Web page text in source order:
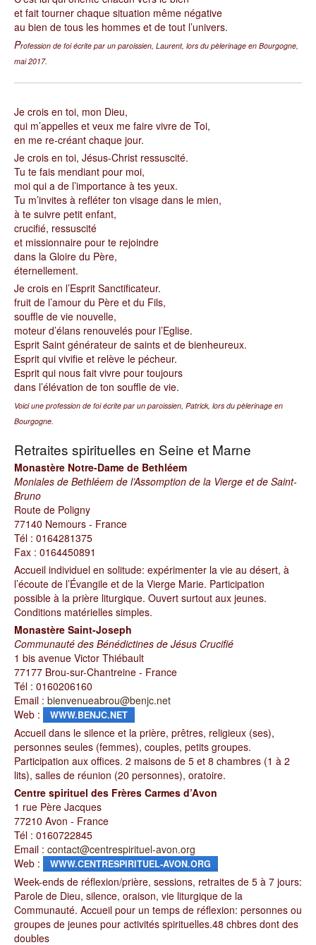
et fait tourner chaque situation même négative
au bien de tous les hommes et de tout l’univers.
Profession de foi écrite par un paroissien, Laurent, lors du pèlerinage en Bourgogne,
mai 2017.
Je crois en toi, mon Dieu,
qui m’appelles et veux me faire vivre de Toi,
en me re-créant chaque jour.
Je crois en toi, Jésus-Christ ressuscité.
Tu te fais mendiant pour moi,
moi qui a de l’importance à tes yeux.
Tu m’invites à refléter ton visage dans le mien,
à te suivre petit enfant,
crucifié, ressuscité
et missionnaire pour te rejoindre
dans la Gloire du Père,
éternellement.
Je crois en l’Esprit Sanctificateur.
fruit de l’amour du Père et du Fils,
souffle de vie nouvelle,
moteur d’élans renouvelés pour l’Eglise.
Esprit Saint générateur de saints et de bienheureux.
Esprit qui vivifie et relève le pécheur.
Esprit qui nous fait vivre pour toujours
dans l’élévation de ton souffle de vie.
Voici une profession de foi écrite par un paroissien, Patrick, lors du pèlerinage en
Bourgogne.
Retraites spirituelles en Seine et Marne
Monastère Notre-Dame de Bethléem
Moniales de Bethléem de l’Assomption de la Vierge et de Saint-
Bruno
Route de Poligny
77140 Nemours - France
Tél : 0164281375
Fax : 0164450891
Accueil individuel en solitude: expérimenter la vie au désert, à
l’écoute de l’Évangile et de la Vierge Marie. Participation
possible à la prière liturgique. Ouvert surtout aux jeunes.
Conditions matérielles simples.
Monastère Saint-Joseph
Communauté des Bénédictines de Jésus Crucifié
1 bis avenue Victor Thiébault
77177 Brou-sur-Chantreine - France
Tél : 0160206160
Email : bienvenueabrou@benjc.net
Web :
WWW.BENJC.NET
Accueil dans le silence et la prière, prêtres, religieux (ses),
personnes seules (femmes), couples, petits groupes.
Participation aux offices. 2 maisons de 5 et 8 chambres (1 à 2
lits), salles de réunion (20 personnes), oratoire.
Centre spirituel des Frères Carmes d’Avon
1 rue Père Jacques
77210 Avon - France
Tél : 0160722845
Email : contact@centrespirituel-avon.org
Web :
WWW.CENTRESPIRITUEL-AVON.ORG
Week-ends de réflexion/prière, sessions, retraites de 5 à 7 jours:
Parole de Dieu, silence, oraison, vie liturgique de la
Communauté. Accueil pour un temps de réflexion: personnes ou
groupes de jeunes pour activités spirituelles.48 chbres dont des
doubles